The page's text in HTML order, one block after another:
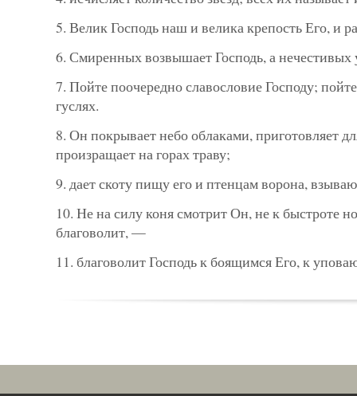
5. Велик Господь наш и велика крепость Его, и
6. Смиренных возвышает Господь, а нечестивых
7. Пойте поочередно славословие Господу;
гуслях.
8. Он покрывает небо облаками, приготовляет
произращает на горах траву;
9. дает скоту пищу его и птенцам ворона,
10. Не на силу коня смотрит Он, не к быстроте
благоволит, —
11. благоволит Господь к боящимся Его, к